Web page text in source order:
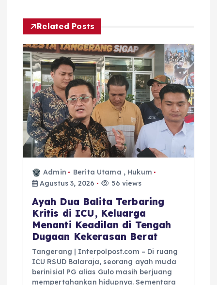
Related Posts
Admin Berita Utama , Hukum
Agustus 3, 2026
56 views
Ayah Dua Balita Terbaring
Kritis di ICU, Keluarga
Menanti Keadilan di Tengah
Dugaan Kekerasan Berat
Tangerang | Interpolpost.com – Di ruang
ICU RSUD Balaraja, seorang ayah muda
berinisial PG alias Gulo masih berjuang
mempertahankan hidupnya. Sementara